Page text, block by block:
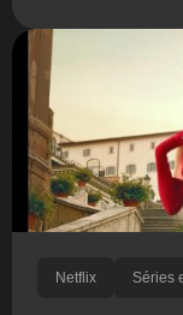
Netflix Séries